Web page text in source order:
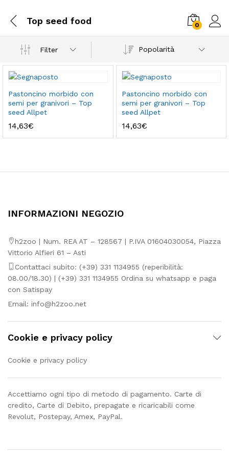
Top seed food 0
Filter Popolarità
Pastoncino morbido con
semi per granivori – Top
seed Allpet
14,63€
Pastoncino morbido con
semi per granivori – Top
seed Allpet
14,63€
INFORMAZIONI NEGOZIO
h2zoo | Num. REA AT – 128567 | P.IVA 01604030054, Piazza
Vittorio Alfieri 61 – Asti
Contattaci subito: (+39) 331 1134955 (reperibilità:
08.00/18.30) | (+39) 331 1134955 Ordina su whatsapp e paga
con Satispay
Email: info@h2zoo.net
Cookie e privacy policy
Cookie e privacy policy
Accettiamo ogni tipo di metodo di pagamento. Carte di
credito, Carte di Debito, prepagate e ricaricabili come
Revolut, Postepay, Amex, PayPal.